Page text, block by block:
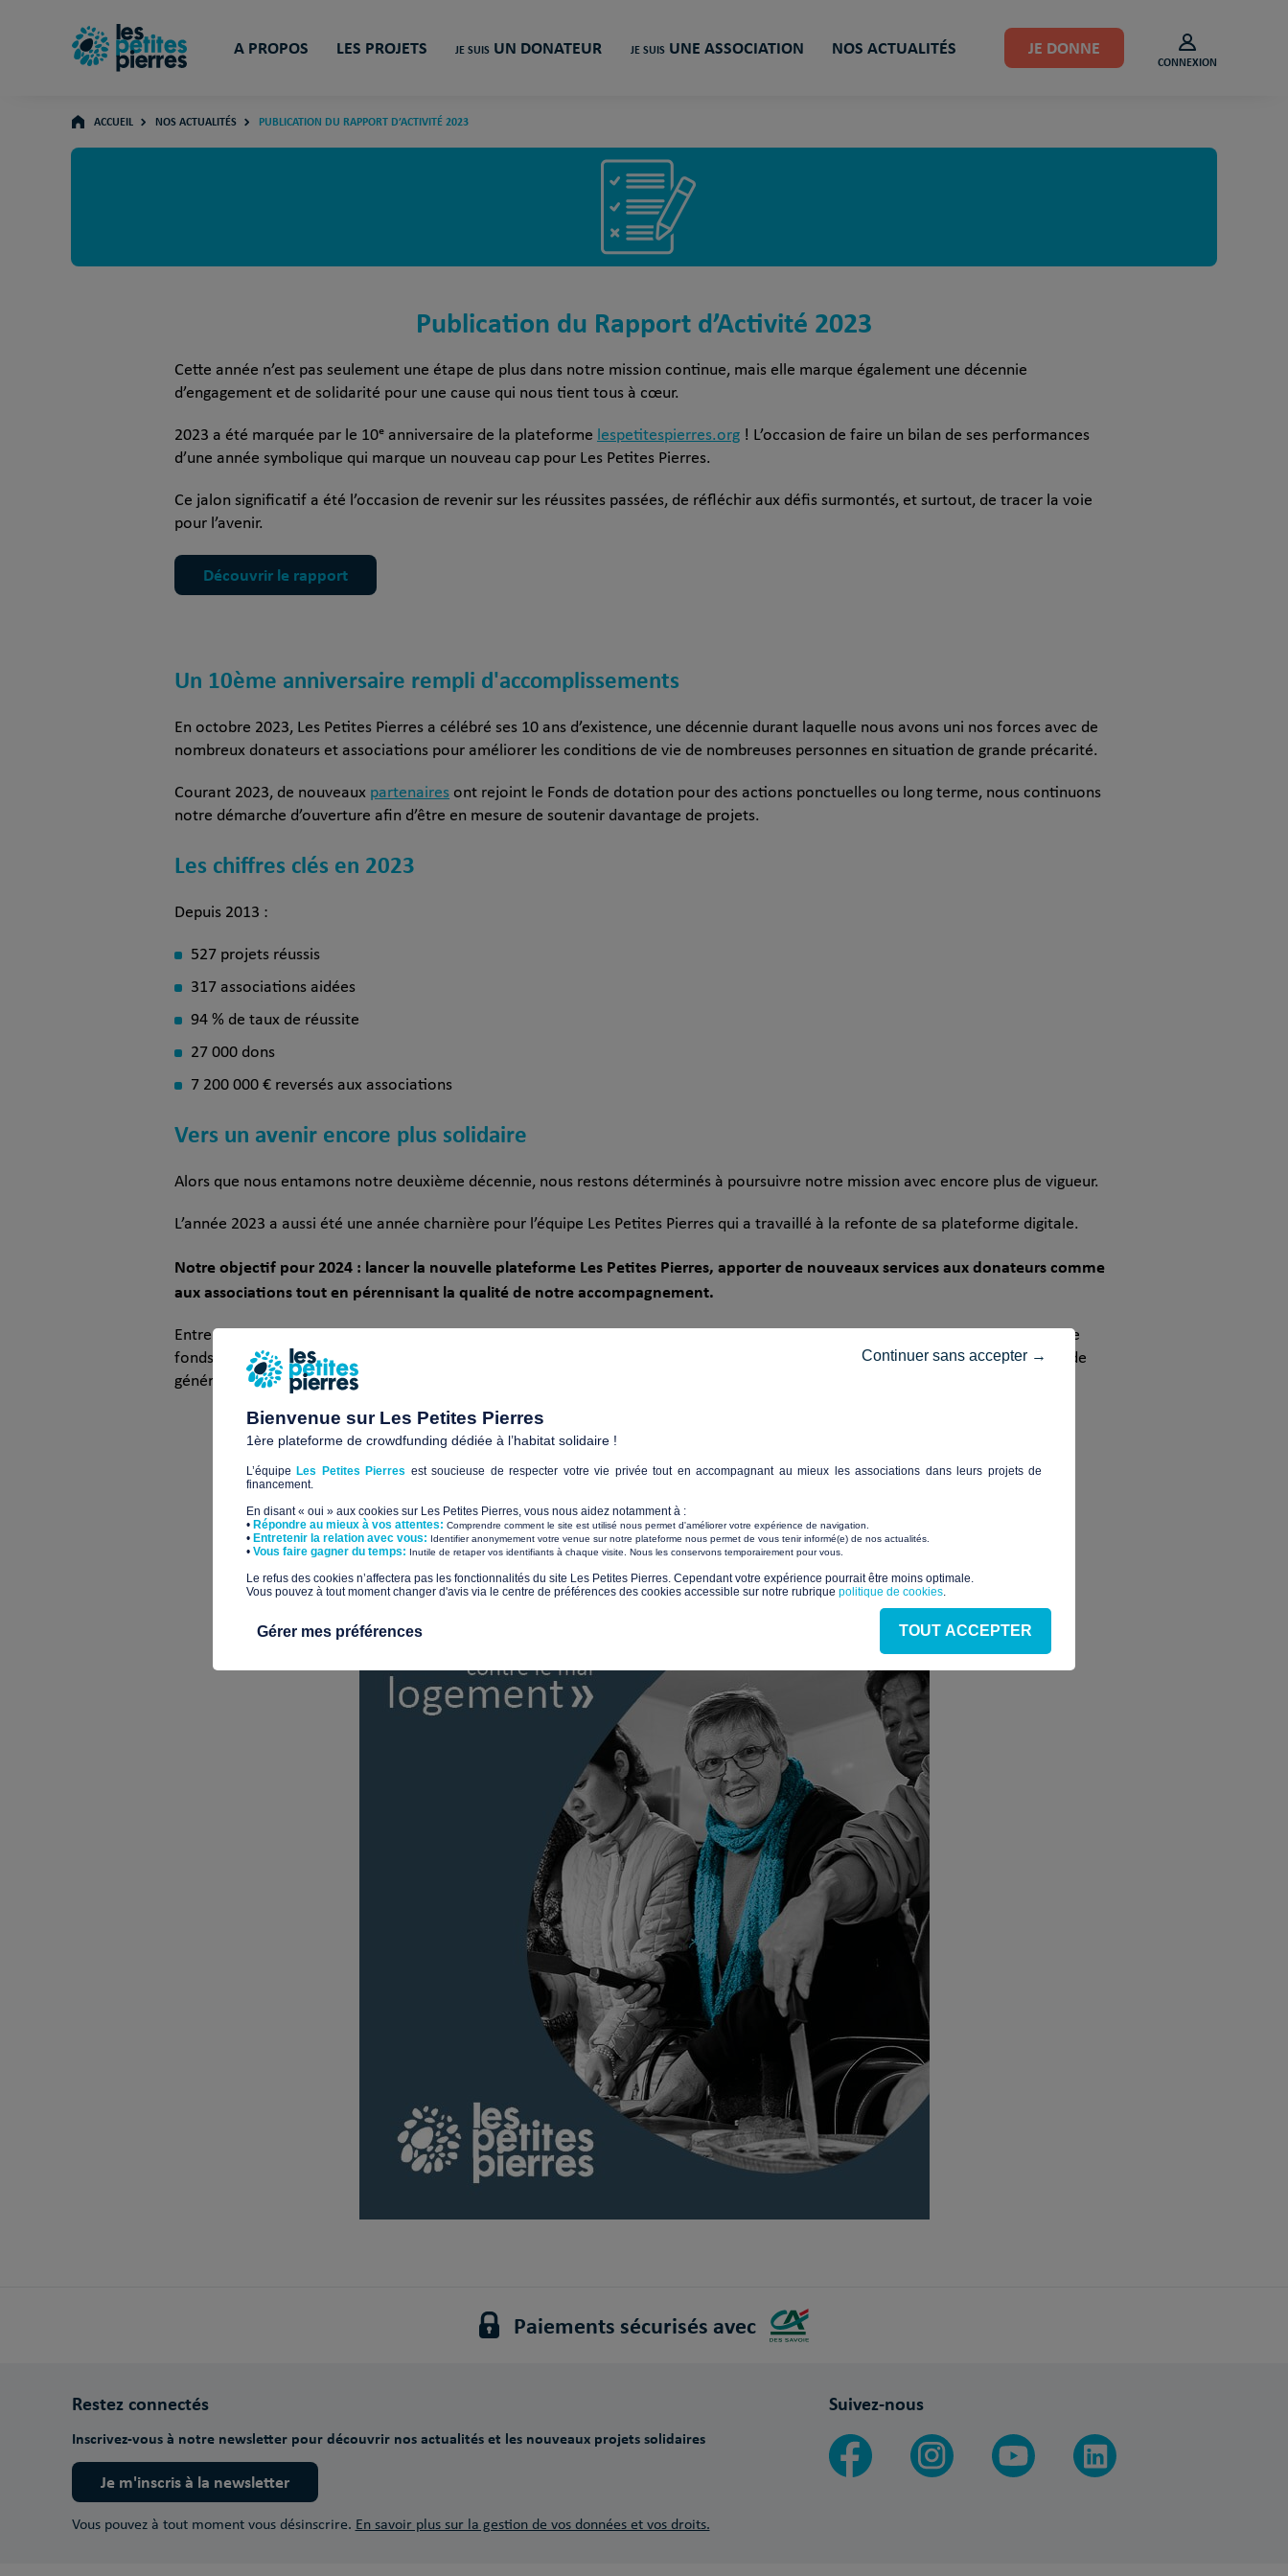
A PROPOS LES PROJETS JE SUIS UN DONATEUR JE SUIS UNE ASSOCIATION NOS ACTUALITÉS JE DONNE
CONNEXION
ACCUEIL NOS ACTUALITÉS PUBLICATION DU RAPPORT D’ACTIVITÉ 2023
Publication du Rapport d’Activité 2023
Cette année n’est pas seulement une étape de plus dans notre mission continue, mais elle marque également une décennie
d’engagement et de solidarité pour une cause qui nous tient tous à cœur.
2023 a été marquée par le 10ᵉ anniversaire de la plateforme lespetitespierres.org ! L’occasion de faire un bilan de ses performances
d’une année symbolique qui marque un nouveau cap pour Les Petites Pierres.
Ce jalon significatif a été l’occasion de revenir sur les réussites passées, de réfléchir aux défis surmontés, et surtout, de tracer la voie
pour l’avenir.
Découvrir le rapport
Un 10ème anniversaire rempli d'accomplissements
En octobre 2023, Les Petites Pierres a célébré ses 10 ans d’existence, une décennie durant laquelle nous avons uni nos forces avec de
nombreux donateurs et associations pour améliorer les conditions de vie de nombreuses personnes en situation de grande précarité.
Courant 2023, de nouveaux partenaires ont rejoint le Fonds de dotation pour des actions ponctuelles ou long terme, nous continuons
notre démarche d’ouverture afin d’être en mesure de soutenir davantage de projets.
Les chiffres clés en 2023
Depuis 2013 :
527 projets réussis
317 associations aidées
94 % de taux de réussite
27 000 dons
7 200 000 € reversés aux associations
Vers un avenir encore plus solidaire
Alors que nous entamons notre deuxième décennie, nous restons déterminés à poursuivre notre mission avec encore plus de vigueur.
L’année 2023 a aussi été une année charnière pour l’équipe Les Petites Pierres qui a travaillé à la refonte de sa plateforme digitale.
Notre objectif pour 2024 : lancer la nouvelle plateforme Les Petites Pierres, apporter de nouveaux services aux donateurs comme
aux associations tout en pérennisant la qualité de notre accompagnement.
Entre l’animation du
avec sa première levée de
fonds en présentiel, le lancement de
, la refonte de sa charte graphique, ou encore l’élan de
générosité duGiving Tuesday
Paiements sécurisés avec
Restez connectés
Inscrivez-vous à notre newsletter pour découvrir nos actualités et les nouveaux projets solidaires
Je m'inscris à la newsletter
Vous pouvez à tout moment vous désinscrire. En savoir plus sur la gestion de vos données et vos droits.
Suivez-nous
Bienvenue sur Les Petites Pierres
1ère plateforme de crowdfunding dédiée à l’habitat solidaire !
L’équipeLes Petites Pierres est soucieuse de respecter votre vie privée tout en accompagnant au mieux les associations dans leurs projets de
financement.
En disant « oui » aux cookies sur Les Petites Pierres, vous nous aidez notamment à :
• Répondre au mieux à vos attentes: Comprendre comment le site est utilisé nous permet d'améliorer votre expérience de navigation.
• Entretenir la relation avec vous: Identifier anonymement votre venue sur notre plateforme nous permet de vous tenir informé(e) de nos actualités.
​• Vous faire gagner du temps: Inutile de retaper vos identifiants à chaque visite. Nous les conservons temporairement pour vous.
​Le refus des cookies n’affectera pas les fonctionnalités du site Les Petites Pierres. Cependant votre expérience pourrait être moins optimale.​
Vous pouvez à tout moment changer d'avis via le centre de préférences des cookies accessible sur notre rubrique politique de cookies
Continuer sans accepter →
TOUT ACCEPTER
Gérer mes préférences